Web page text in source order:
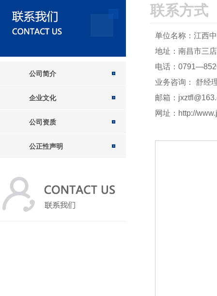
公司简介
企业文化
公司资质
公正性声明
联系方式
单位名称：江西
地址：南昌市三
电话：
业务咨询： 舒经
邮箱：
网址：http://